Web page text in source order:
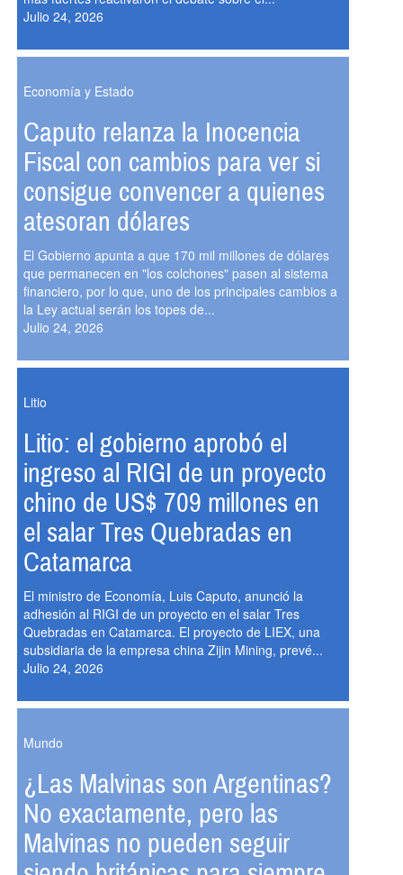
Julio 24, 2026
Economía y Estado
Caputo relanza la Inocencia
Fiscal con cambios para ver si
consigue convencer a quienes
atesoran dólares
El Gobierno apunta a que 170 mil millones de dólares
que permanecen en "los colchones" pasen al sistema
financiero, por lo que, uno de los principales cambios a
la Ley actual serán los topes de...
Julio 24, 2026
Litio
Litio: el gobierno aprobó el
ingreso al RIGI de un proyecto
chino de US$ 709 millones en
el salar Tres Quebradas en
Catamarca
El ministro de Economía, Luis Caputo, anunció la
adhesión al RIGI de un proyecto en el salar Tres
Quebradas en Catamarca. El proyecto de LIEX, una
subsidiaria de la empresa china Zijin Mining, prevé...
Julio 24, 2026
Mundo
¿Las Malvinas son Argentinas?
No exactamente, pero las
Malvinas no pueden seguir